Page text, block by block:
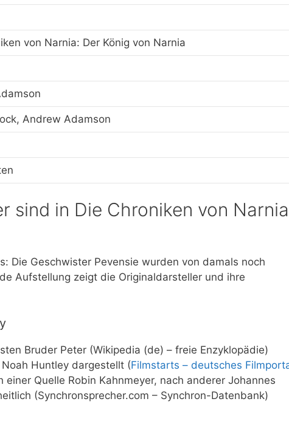
von Narnia: Der König von Narnia
Andrew Adamson
sind in Die Chroniken von
Die Geschwister Pevensie wurden von damals noch
Aufstellung zeigt die Originaldarsteller und ihre
Bruder Peter (Wikipedia (de) – freie Enzyklopädie)
Huntley dargestellt (Filmstarts – deutsches
einer Quelle Robin Kahnmeyer, nach anderer Johannes
(Synchronsprecher.com – Synchron-Datenbank)